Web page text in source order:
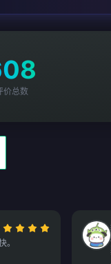
价总数
。